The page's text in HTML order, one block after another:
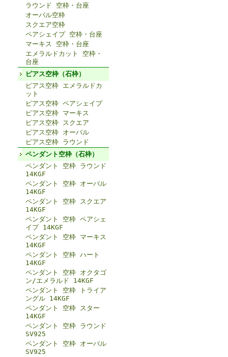
ラウンド 空枠・台座
オーバル空枠
スクエア空枠
ペアシェイプ 空枠・台座
マーキス 空枠・台座
エメラルドカット 空枠・
台座
ピアス空枠（石枠）
ピアス空枠 エメラルドカ
ット
ピアス空枠 ペアシェイプ
ピアス空枠 マーキス
ピアス空枠 スクエア
ピアス空枠 オーバル
ピアス空枠 ラウンド
ペンダント空枠（石枠）
ペンダント 空枠 ラウンド
14KGF
ペンダント 空枠 オーバル
14KGF
ペンダント 空枠 スクエア
14KGF
ペンダント 空枠 ペアシェ
イプ 14KGF
ペンダント 空枠 マーキス
14KGF
ペンダント 空枠 ハート
14KGF
ペンダント 空枠 オクタゴ
ン/エメラルド 14KGF
ペンダント 空枠 トライア
ングル 14KGF
ペンダント 空枠 スター
14KGF
ペンダント 空枠 ラウンド
SV925
ペンダント 空枠 オーバル
SV925